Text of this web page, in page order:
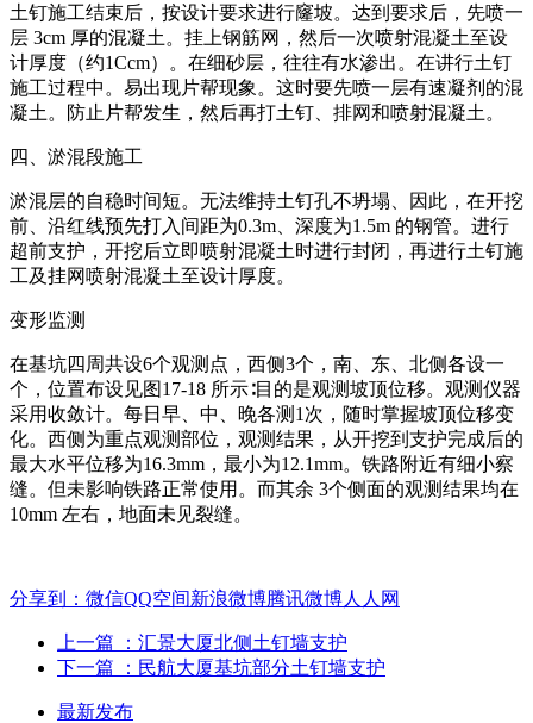
土钉施工结束后，按设计要求进行窿坡。达到要求后，先喷一
层 3cm 厚的混凝土。挂上钢筋网，然后一次喷射混凝土至设
计厚度（约1Ccm）。在细砂层，往往有水渗出。在讲行土钉
施工过程中。易出现片帮现象。这时要先喷一层有速凝剂的混
凝土。防止片帮发生，然后再打土钉、排网和喷射混凝土。
四、淤混段施工
淤混层的自稳时间短。无法维持土钉孔不坍塌、因此，在开挖
前、沿红线预先打入间距为0.3m、深度为1.5m 的钢管。进行
超前支护，开挖后立即喷射混凝土时进行封闭，再进行土钉施
工及挂网喷射混凝土至设计厚度。
变形监测
在基坑四周共设6个观测点，西侧3个，南、东、北侧各设一
个，位置布设见图17-18 所示∶目的是观测坡顶位移。观测仪器
采用收敛计。每日早、中、晚各测1次，随时掌握坡顶位移变
化。西侧为重点观测部位，观测结果，从开挖到支护完成后的
最大水平位移为16.3mm，最小为12.1mm。铁路附近有细小察
缝。但未影响铁路正常使用。而其余 3个侧面的观测结果均在
10mm 左右，地面未见裂缝。
分享到： 微信QQ空间新浪微博腾讯微博人人网
上一篇
：汇景大厦北侧土钉墙支护
下一篇
：民航大厦基坑部分土钉墙支护
最新发布